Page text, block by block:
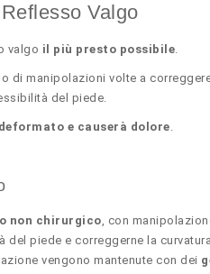
Valgo
valgo il più presto possibile.
di manipolazioni volte a
del piede.
e causerà dolore.
non chirurgico, con
piede e correggerne la
vengono mantenute con dei